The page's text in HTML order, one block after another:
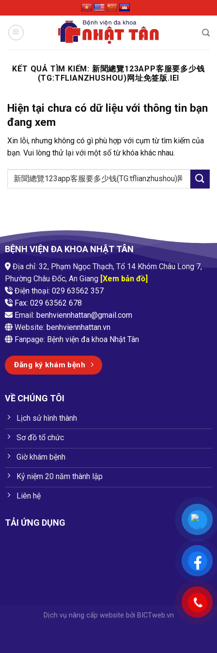
to
content
KẾT QUẢ TÌM KIẾM: 新聞總覽123APP客服要多少钱
(TG:TFLIANZHUSHOU)网址免签版.IEI
Hiện tại chưa có dữ liệu với thông tin bạn
đang xem
Xin lỗi, nhưng không có gì phù hợp với cụm từ tìm kiếm của
bạn. Vui lòng thử lại với một số từ khóa khác nhau.
BỆNH VIỆN ĐA KHOA NHẬT TÂN
Địa chỉ: 32, Phạm Ngọc Thạch, Tổ 14 Khóm Châu Long 7,
Phường Châu Đốc, An Giang[Xem bản đồ]
Điện thoại: 029 63562 357
Fax: 029 63562 678
Email: benhviennhattan@gmail.com
Website: benhviennhattan.vn
Fanpage: Bệnh viện đa khoa Nhật Tân
Đăng ký khám bệnh
VỀ CHÚNG TÔI
Lịch sử hình thành
Sơ đồ tổ chức
Giờ khám bệnh
Kỷ niệm 20 năm thành lập
Liên hệ
TẢI ỨNG DỤNG
Dịch vụ nâng cấp website bởi BICTweb.vn